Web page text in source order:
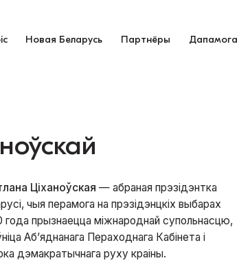
Новая Беларусь Партнёры Дапамога
Ціханоўская — абраная прэзідэнтка
чыя перамога на прэзідэнцкіх выбарах
года прызнаецца міжнароднай супольнасцю,
Аб’яднанага Пераходнага Кабінета і
дэмакратычнага руху краіны.